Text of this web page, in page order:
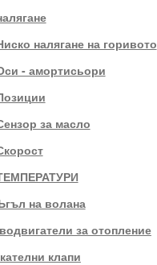
налягане на горивото
- амортисьори
за масло
на волана
за отопление
клапи